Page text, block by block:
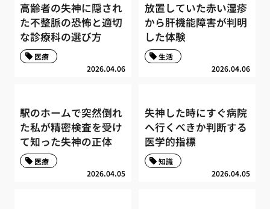
高齢者の失神に隠され
た不整脈の恐怖と適切
な診療科の選び方
2026.04.06
医療
放置していた赤い湿疹
から肝機能障害が判明
した体験
2026.04.06
生活
駅のホームで突然倒れ
た私が精密検査を受け
て知った失神の正体
2026.04.05
医療
失神した時にすぐ病院
へ行くべきか判断する
医学的指標
2026.04.05
知識